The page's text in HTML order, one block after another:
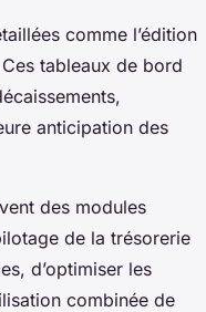
comme l’édition
tableaux de bord
anticipation des
des modules
de la trésorerie
d’optimiser les
combinée de